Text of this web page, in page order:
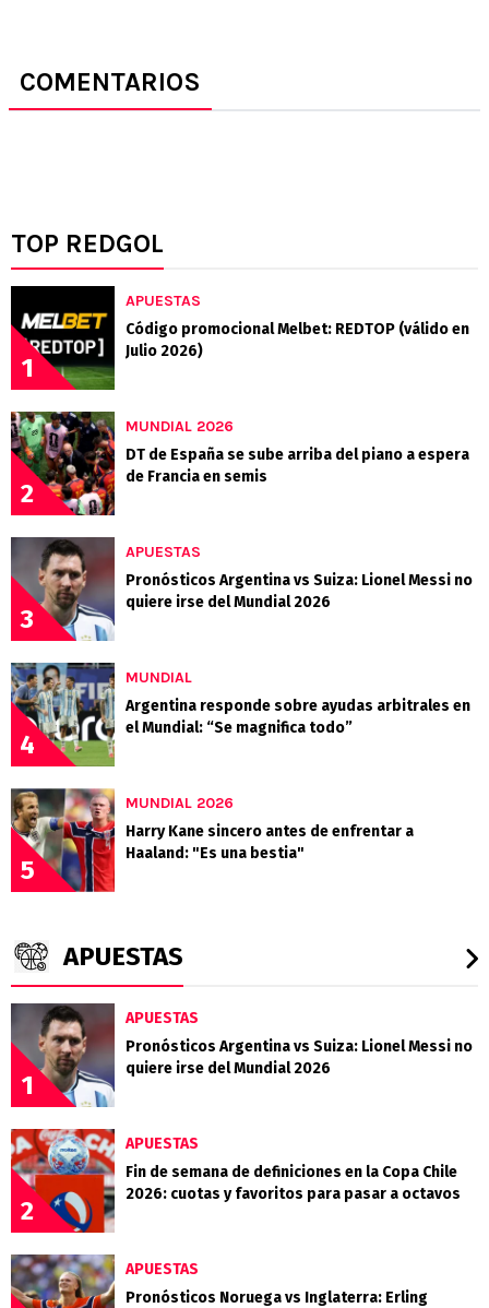
COMENTARIOS
TOP REDGOL
1
APUESTAS
Código promocional Melbet: REDTOP (válido en
Julio 2026)
2
MUNDIAL 2026
DT de España se sube arriba del piano a espera
de Francia en semis
3
APUESTAS
Pronósticos Argentina vs Suiza: Lionel Messi no
quiere irse del Mundial 2026
4
MUNDIAL
Argentina responde sobre ayudas arbitrales en
el Mundial: “Se magnifica todo”
5
MUNDIAL 2026
Harry Kane sincero antes de enfrentar a
Haaland: "Es una bestia"
APUESTAS
1
APUESTAS
Pronósticos Argentina vs Suiza: Lionel Messi no
quiere irse del Mundial 2026
2
APUESTAS
Fin de semana de definiciones en la Copa Chile
2026: cuotas y favoritos para pasar a octavos
APUESTAS
Pronósticos Noruega vs Inglaterra: Erling